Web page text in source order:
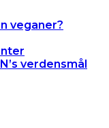
veganer?
verdensmål